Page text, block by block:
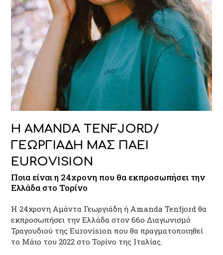
Η AMANDA TENFJORD/
ΓΕΩΡΓΙΑΔΗ ΜΑΣ ΠΑΕΙ
EUROVISION
Ποια είναι η 24χρονη που θα εκπροσωπήσει την
Ελλάδα στο Τορίνο
Η 24χρονη Αμάντα Γεωργιάδη ή Amanda Tenfjord θα
εκπροσωπήσει την Ελλάδα στον 66ο Διαγωνισμό
Τραγουδιού της Eurovision που θα πραγματοποιηθεί
το Μάιο του 2022 στο Τορίνο της Ιταλίας.